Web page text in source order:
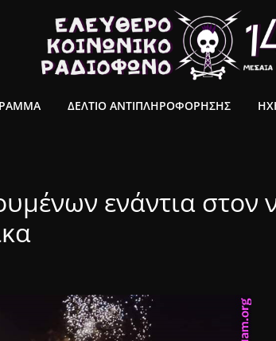
ΔΕΛΤΙΟ ΑΝΤΙΠΛΗΡΟΦΟΡΗΣΗΣ
ενάντια στον